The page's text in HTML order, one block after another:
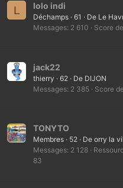
L lolo indi
Déchamps · 61 · De Le
Messages 2 610 Score
jack22
thierry · 62 · De DIJON
Messages 2 385 Score
TONYTO
Membres · 52 · De orry la
Messages 2 128
83